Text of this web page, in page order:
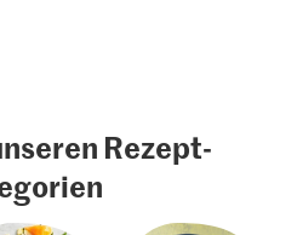
Rezept-